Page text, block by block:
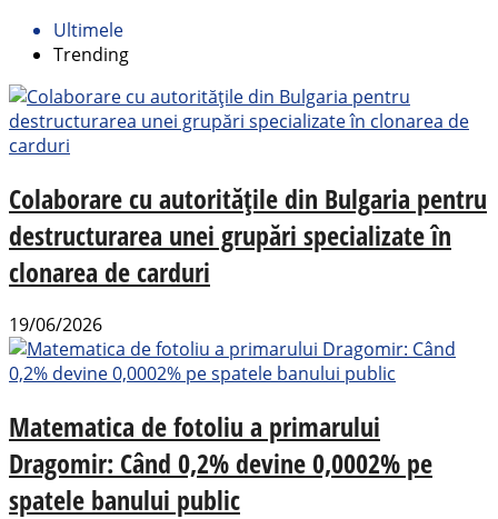
Ultimele
Trending
Colaborare cu autoritățile din Bulgaria pentru
destructurarea unei grupări specializate în
clonarea de carduri
19/06/2026
Matematica de fotoliu a primarului
Dragomir: Când 0,2% devine 0,0002% pe
spatele banului public